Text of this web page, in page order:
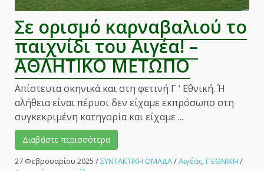
Σε ορισμό καρναβαλιού το
παιχνίδι του Αιγέα! –
ΑΘΛΗΤΙΚΟ ΜΕΤΩΠΟ
Απίστευτα σκηνικά και στη φετινή Γ ‘ Εθνική. Ή
αλήθεια είναι πέρυσι δεν είχαμε εκπρόσωπο στη
συγκεκριμένη κατηγορία και είχαμε ...
Διαβάστε περισσότερα
27 Φεβρουαρίου 2025 /ΣΥΝΤΑΚΤΙΚΗ ΟΜΑΔΑ/Αιγέας,Γ ΕΘΝΙΚΗ /